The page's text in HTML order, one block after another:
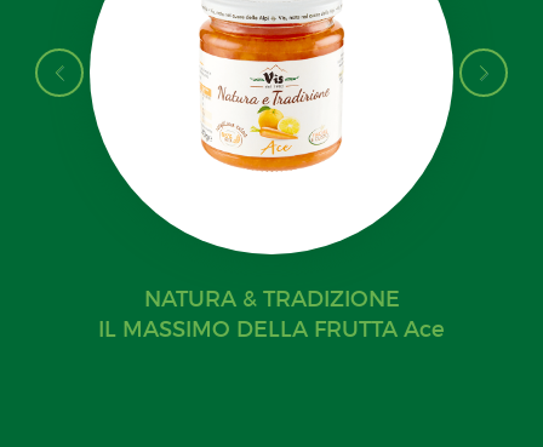
NATURA & TRADIZIONE
IL MASSIMO DELLA FRUTTA Ace